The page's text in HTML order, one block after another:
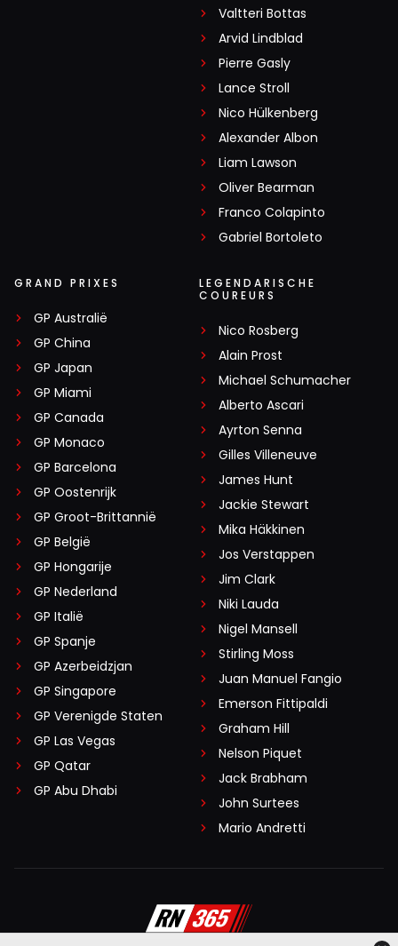
Valtteri Bottas
Arvid Lindblad
Pierre Gasly
Lance Stroll
Nico Hülkenberg
Alexander Albon
Liam Lawson
Oliver Bearman
Franco Colapinto
Gabriel Bortoleto
GRAND PRIXES
GP Australië
GP China
GP Japan
GP Miami
GP Canada
GP Monaco
GP Barcelona
GP Oostenrijk
GP Groot-Brittannië
GP België
GP Hongarije
GP Nederland
GP Italië
GP Spanje
GP Azerbeidzjan
GP Singapore
GP Verenigde Staten
GP Las Vegas
GP Qatar
GP Abu Dhabi
LEGENDARISCHE
COUREURS
Nico Rosberg
Alain Prost
Michael Schumacher
Alberto Ascari
Ayrton Senna
Gilles Villeneuve
James Hunt
Jackie Stewart
Mika Häkkinen
Jos Verstappen
Jim Clark
Niki Lauda
Nigel Mansell
Stirling Moss
Juan Manuel Fangio
Emerson Fittipaldi
Graham Hill
Nelson Piquet
Jack Brabham
John Surtees
Mario Andretti